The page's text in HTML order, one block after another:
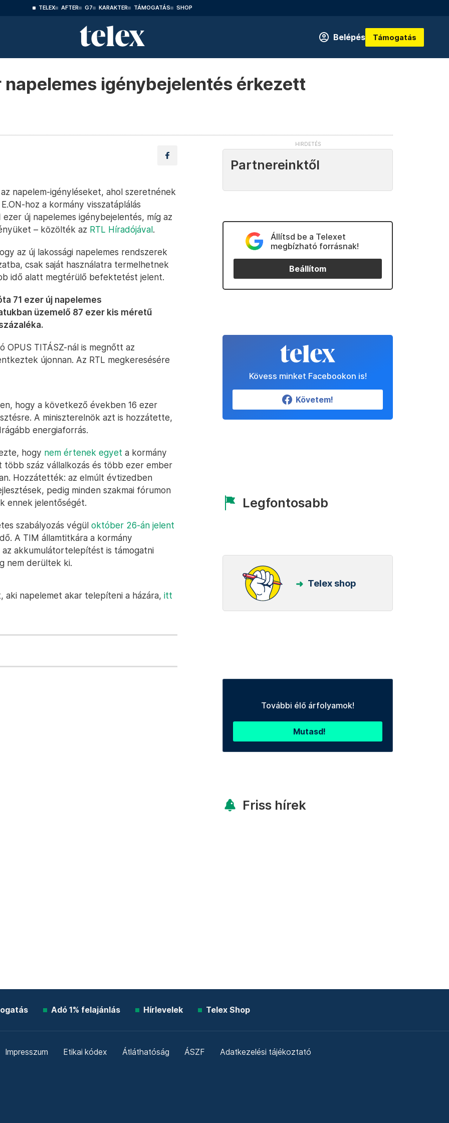
TELEX AFTER G7 KARAKTER TÁMOGATÁS SHOP
Belépés Támogatás
napelemes igénybejelentés érkezett
napelem-igényléseket, ahol szeretnének
hoz a kormány visszatáplálás
új napelemes igénybejelentés, míg az
– közölték az RTL Híradójával.
az új lakossági napelemes rendszerek
csak saját használatra termelhetnek
idő alatt megtérülő befektetést jelent.
71 ezer új napelemes
üzemelő 87 ezer kis méretű
TITÁSZ-nál is megnőtt az
újonnan. Az RTL megkeresésére
hogy a következő években 16 ezer
A miniszterelnök azt is hozzátette,
energiaforrás.
hogy nem értenek egyet a kormány
száz vállalkozás és több ezer ember
Hozzátették: az elmúlt évtizedben
pedig minden szakmai fórumon
ennek jelentőségét.
szabályozás végül október 26-án jelent
A TIM államtitkára a kormány
az akkumulátortelepítést is támogatni
nem derültek ki.
napelemet akar telepíteni a házára, itt
Partnereinktől
Állítsd be a Telexet
megbízható forrásnak!
Beállítom
Kövess minket Facebookon is!
Követem!
Legfontosabb
Telex shop
További élő árfolyamok!
Mutasd!
Friss hírek
Adó 1% felajánlás Hírlevelek Telex Shop
Impresszum Etikai kódex Átláthatóság ÁSZF Adatkezelési tájékoztató